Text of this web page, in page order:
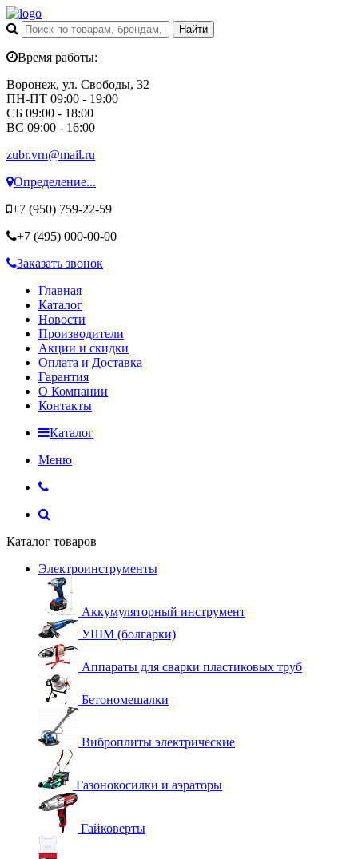
Время работы:
Воронеж, ул. Свободы, 32
ПН-ПТ 09:00 - 19:00
СБ 09:00 - 18:00
ВС 09:00 - 16:00
zubr.vrn@mail.ru
Определение...
+7 (950) 759-22-59
+7 (495) 000-00-00
Заказать звонок
Главная
Каталог
Новости
Производители
Акции и скидки
Оплата и Доставка
Гарантия
О Компании
Контакты
Каталог
Меню
Каталог товаров
Электроинструменты
Аккумуляторный инструмент
УШМ (болгарки)
Аппараты для сварки пластиковых труб
Бетономешалки
Виброплиты электрические
Газонокосилки и аэраторы
Гайковерты